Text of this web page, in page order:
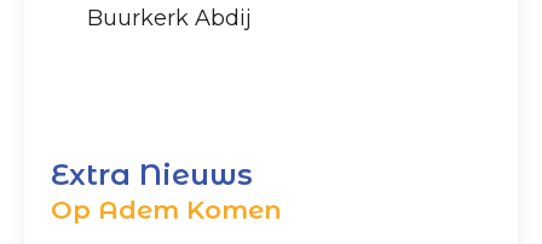
Buurkerk Abdij
Extra Nieuws
Op Adem Komen